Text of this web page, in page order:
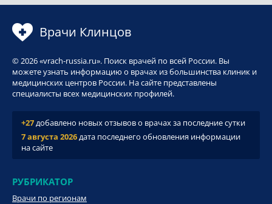
Врачи Клинцов
© 2026 «vrach-russia.ru». Поиск врачей по всей России. Вы
можете узнать информацию о врачах из большинства клиник и
медицинских центров России. На сайте представлены
специалисты всех медицинских профилей.
+27добавлено новых отзывов о врачах за последние сутки
7 августа 2026дата последнего обновления информации
на сайте
РУБРИКАТОР
Врачи по регионам